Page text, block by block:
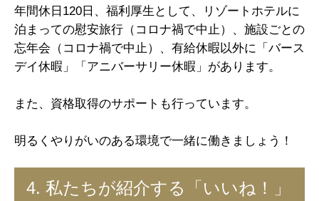
年間休日120日、福利厚生として、リゾートホテルに
泊まっての慰安旅行（コロナ禍で中止）、施設ごとの
忘年会（コロナ禍で中止）、有給休暇以外に「バース
デイ休暇」「アニバーサリー休暇」があります。
また、資格取得のサポートも行っています。
明るくやりがいのある環境で一緒に働きましょう！
4. 私たちが紹介する「いいね！」